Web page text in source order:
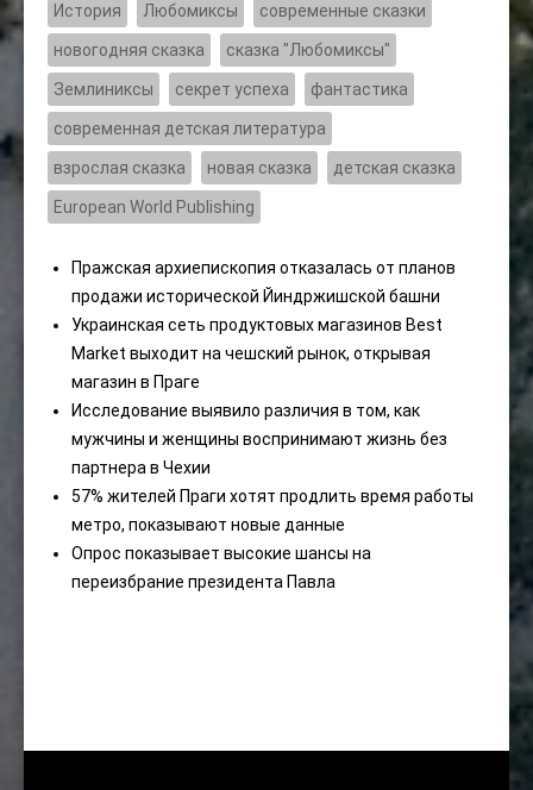
История Любомиксы современные сказки
новогодняя сказка сказка "Любомиксы"
Землиниксы секрет успеха фантастика
современная детская литература
взрослая сказка новая сказка детская сказка
European World Publishing
Пражская архиепископия отказалась от планов
продажи исторической Йиндржишской башни
Украинская сеть продуктовых магазинов Best
Market выходит на чешский рынок, открывая
магазин в Праге
Исследование выявило различия в том, как
мужчины и женщины воспринимают жизнь без
партнера в Чехии
57% жителей Праги хотят продлить время работы
метро, ​​показывают новые данные
Опрос показывает высокие шансы на
переизбрание президента Павла